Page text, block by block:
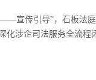
引导”，石板法庭将
化涉企司法服务全流程